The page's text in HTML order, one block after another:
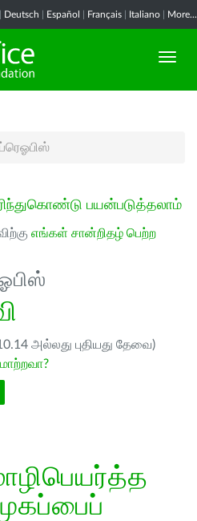
Deutsch Español Français Italiano More...
பயன்படுத்தலாம்
எங்கள் சான்றிதழ் பெற்ற
அல்லது புதியது தேவை)
மாற்றவா?